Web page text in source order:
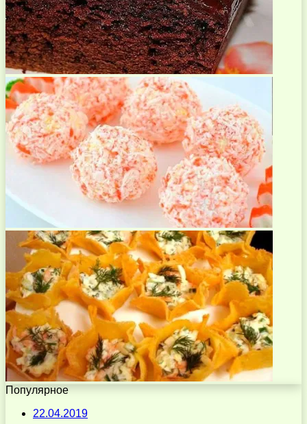
Популярное
22.04.2019